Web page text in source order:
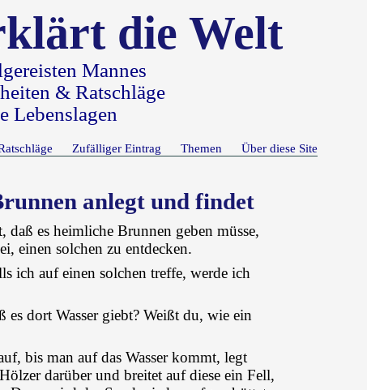
die Welt
Mannes
& Ratschläge
Lebenslagen
Zufälliger Eintrag Themen Über diese Site
anlegt und findet
daß es heimliche Brunnen geben müsse,
einen solchen zu entdecken.
ich auf einen solchen treffe, werde ich
dort Wasser giebt? Weißt du, wie ein
bis man auf das Wasser kommt, legt
darüber und breitet auf diese ein Fell,